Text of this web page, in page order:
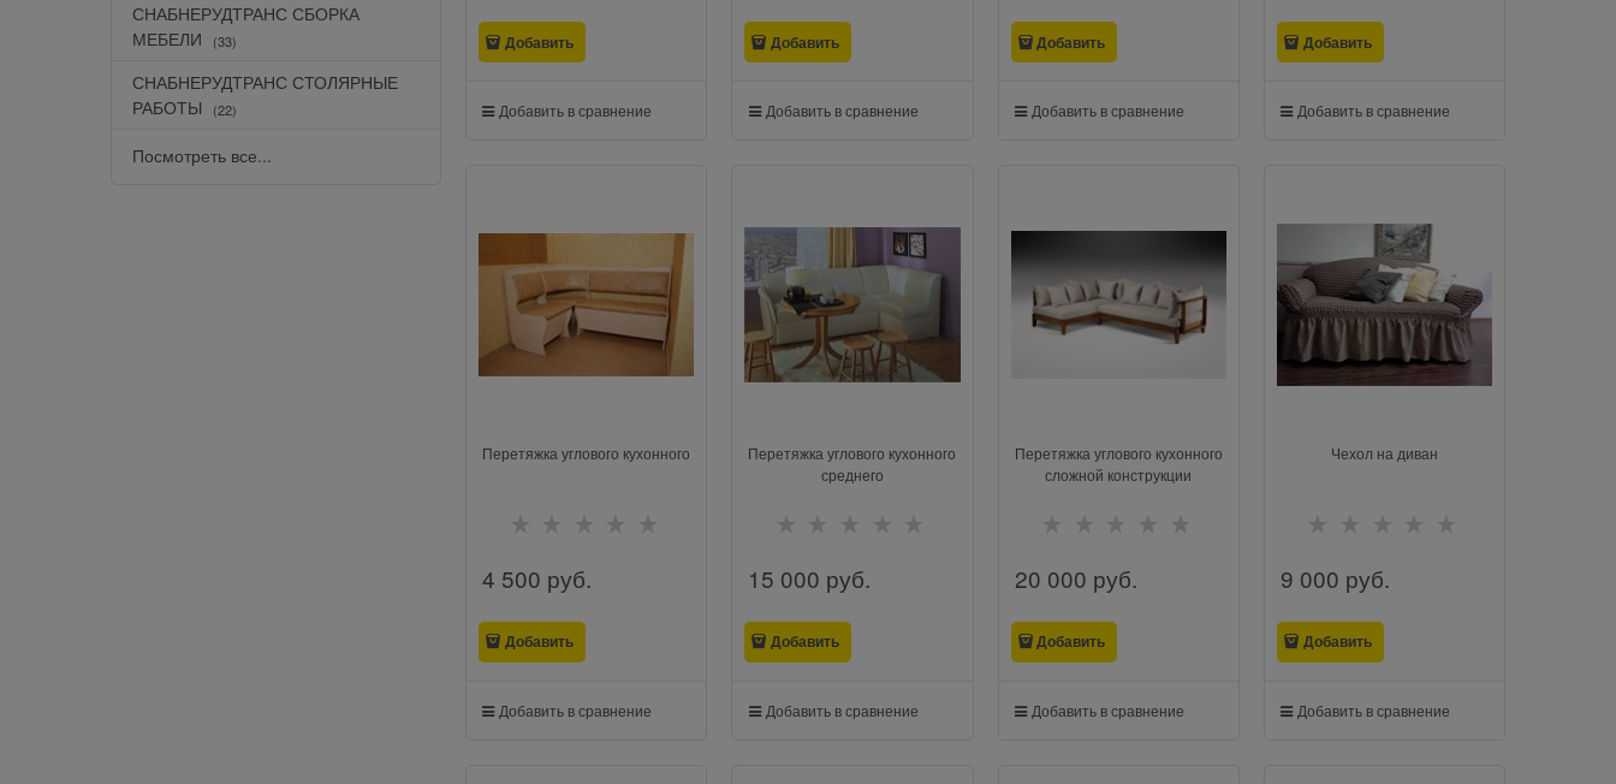
СНАБНЕРУДТРАНС СБОРКА
МЕБЕЛИ
(33)
СНАБНЕРУДТРАНС СТОЛЯРНЫЕ
РАБОТЫ
(22)
Посмотреть все...
Добавить
Добавить в сравнение
Добавить
Добавить в сравнение
Добавить
Добавить в сравнение
Добавить
Добавить в сравнение
Перетяжка углового кухонного
4 500 руб.
Добавить
Добавить в сравнение
Перетяжка углового кухонного
среднего
15 000 руб.
Добавить
Добавить в сравнение
Перетяжка углового кухонного
сложной конструкции
20 000 руб.
Добавить
Добавить в сравнение
Чехол на диван
9 000 руб.
Добавить
Добавить в сравнение